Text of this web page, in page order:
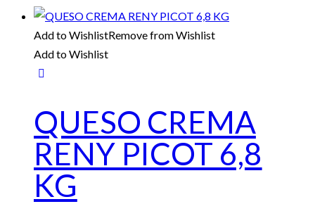
Add to WishlistRemove from Wishlist
Add to Wishlist
QUESO CREMA
RENY PICOT 6,8
KG